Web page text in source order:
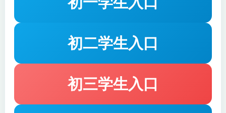
：本课程不仅注重知识点的传授，更强调实
战演练。每个模块都配有模拟测试和真题解析，帮助
学员巩固所学内容。此外，课程还提供了大量的词汇
积累和语法讲解，确保学员在提升语言能力的同时，
也能应对考试中的各种挑战。
：课程采用在线视频授课形式，学员可以随
时随地进行学习。课程内容清晰易懂，讲解细致，适
初二学生入口
初三学生入口